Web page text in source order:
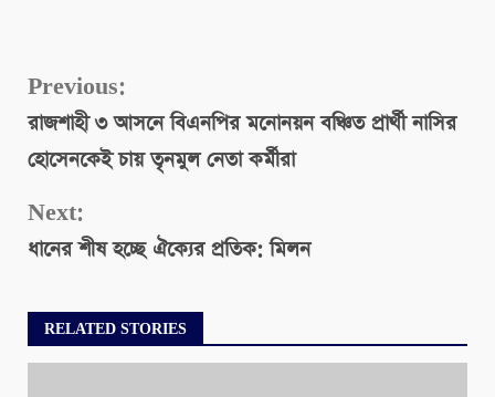
Continue
Reading
Previous:
রাজশাহী ৩ আসনে বিএনপির মনোনয়ন বঞ্চিত প্রার্থী নাসির
হোসেনকেই চায় তৃনমুল নেতা কর্মীরা
Next:
ধানের শীষ হচ্ছে ঐক্যের প্রতিক: মিলন
RELATED STORIES